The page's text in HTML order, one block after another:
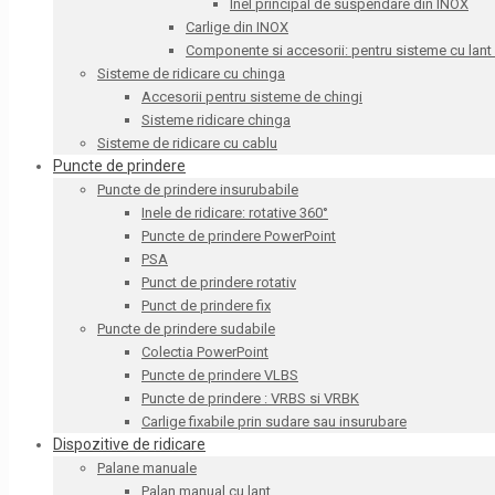
Inel principal de suspendare din INOX
Carlige din INOX
Componente si accesorii: pentru sisteme cu lant
Sisteme de ridicare cu chinga
Accesorii pentru sisteme de chingi
Sisteme ridicare chinga
Sisteme de ridicare cu cablu
Puncte de prindere
Puncte de prindere insurubabile
Inele de ridicare: rotative 360°
Puncte de prindere PowerPoint
PSA
Punct de prindere rotativ
Punct de prindere fix
Puncte de prindere sudabile
Colectia PowerPoint
Puncte de prindere VLBS
Puncte de prindere : VRBS si VRBK
Carlige fixabile prin sudare sau insurubare
Dispozitive de ridicare
Palane manuale
Palan manual cu lant